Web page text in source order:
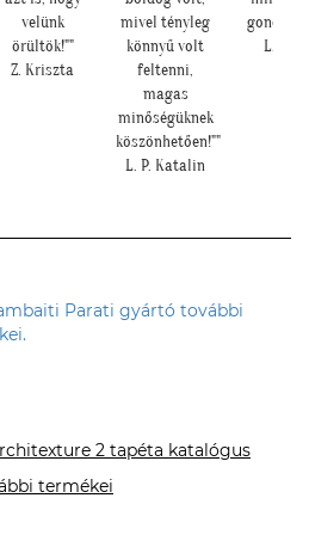
mivel tényleg
könnyű volt
feltenni,
magas
minőségüknek
köszönhetően!""
L. P. Katalin
gondoltam!"
L. Ilona
Parati gyártó további
2 tapéta katalógus
termékei